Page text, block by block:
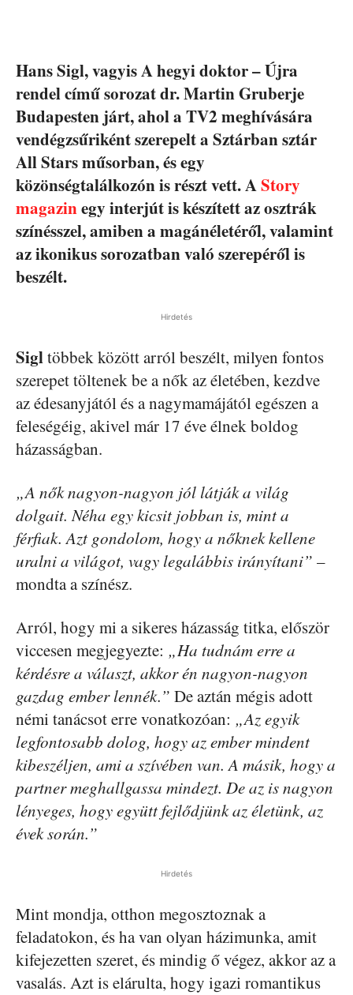
Hans Sigl, vagyis A hegyi doktor – Újra
rendel című sorozat dr. Martin Gruberje
Budapesten járt, ahol a TV2 meghívására
vendégzsűriként szerepelt a Sztárban sztár
All Stars műsorban, és egy
közönségtalálkozón is részt vett. AStory
magazinegy interjút is készített az osztrák
színésszel, amiben a magánéletéről, valamint
az ikonikus sorozatban való szerepéről is
beszélt.
Hirdetés
Sigltöbbek között arról beszélt, milyen fontos
szerepet töltenek be a nők az életében, kezdve
az édesanyjától és a nagymamájától egészen a
feleségéig, akivel már 17 éve élnek boldog
házasságban.
„A nők nagyon-nagyon jól látják a világ
dolgait. Néha egy kicsit jobban is, mint a
férfiak. Azt gondolom, hogy a nőknek kellene
uralni a világot, vagy legalábbis irányítani” –
mondta a színész.
Arról, hogy mi a sikeres házasság titka, először
viccesen megjegyezte: „Ha tudnám erre a
kérdésre a választ, akkor én nagyon-nagyon
gazdag ember lennék.” De aztán mégis adott
némi tanácsot erre vonatkozóan: „Az egyik
legfontosabb dolog, hogy az ember mindent
kibeszéljen, ami a szívében van. A másik, hogy a
partner meghallgassa mindezt. De az is nagyon
lényeges, hogy együtt fejlődjünk az életünk, az
évek során.”
Hirdetés
Mint mondja, otthon megosztoznak a
feladatokon, és ha van olyan házimunka, amit
kifejezetten szeret, és mindig ő végez, akkor az a
vasalás. Azt is elárulta, hogy igazi romantikus